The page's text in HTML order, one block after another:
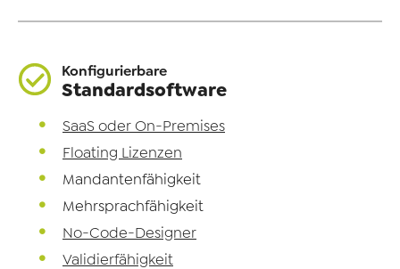
Konfigurierbare
Standardsoftware
SaaS oder On-Premises
Floating Lizenzen
Mandantenfähigkeit
Mehrsprachfähigkeit
No-Code-Designer
Validierfähigkeit